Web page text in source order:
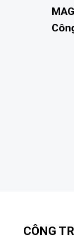
CÔNG